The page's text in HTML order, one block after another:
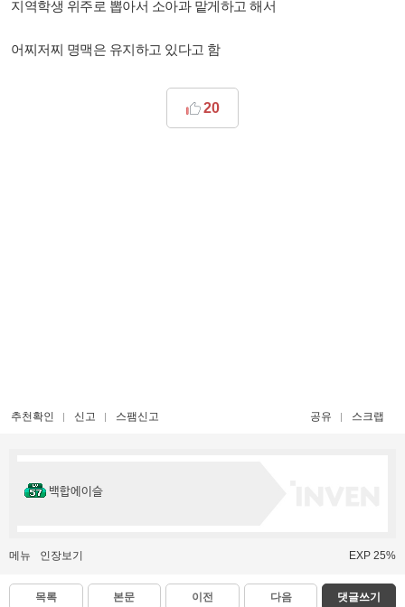
지역학생 위주로 뽑아서 소아과 맡게하고 해서
어찌저찌 명맥은 유지하고 있다고 함
20
추천확인 신고 스팸신고 공유 스크랩
백합에이슬
메뉴 인장보기 EXP 25%
목록 본문 이전 다음 댓글쓰기